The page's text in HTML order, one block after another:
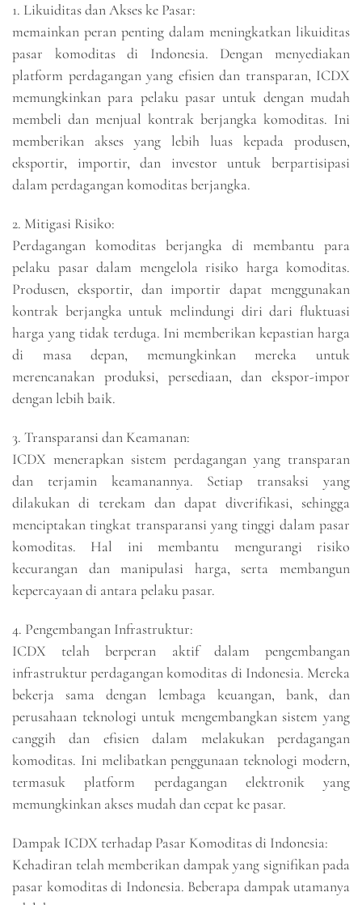
1. Likuiditas dan Akses ke Pasar:
memainkan peran penting dalam meningkatkan likuiditas
pasar komoditas di Indonesia. Dengan menyediakan
platform perdagangan yang efisien dan transparan, ICDX
memungkinkan para pelaku pasar untuk dengan mudah
membeli dan menjual kontrak berjangka komoditas. Ini
memberikan akses yang lebih luas kepada produsen,
eksportir, importir, dan investor untuk berpartisipasi
dalam perdagangan komoditas berjangka.
2. Mitigasi Risiko:
Perdagangan komoditas berjangka di membantu para
pelaku pasar dalam mengelola risiko harga komoditas.
Produsen, eksportir, dan importir dapat menggunakan
kontrak berjangka untuk melindungi diri dari fluktuasi
harga yang tidak terduga. Ini memberikan kepastian harga
di masa depan, memungkinkan mereka untuk
merencanakan produksi, persediaan, dan ekspor-impor
dengan lebih baik.
3. Transparansi dan Keamanan:
ICDX menerapkan sistem perdagangan yang transparan
dan terjamin keamanannya. Setiap transaksi yang
dilakukan di terekam dan dapat diverifikasi, sehingga
menciptakan tingkat transparansi yang tinggi dalam pasar
komoditas. Hal ini membantu mengurangi risiko
kecurangan dan manipulasi harga, serta membangun
kepercayaan di antara pelaku pasar.
4. Pengembangan Infrastruktur:
ICDX telah berperan aktif dalam pengembangan
infrastruktur perdagangan komoditas di Indonesia. Mereka
bekerja sama dengan lembaga keuangan, bank, dan
perusahaan teknologi untuk mengembangkan sistem yang
canggih dan efisien dalam melakukan perdagangan
komoditas. Ini melibatkan penggunaan teknologi modern,
termasuk platform perdagangan elektronik yang
memungkinkan akses mudah dan cepat ke pasar.
Dampak ICDX terhadap Pasar Komoditas di Indonesia:
Kehadiran telah memberikan dampak yang signifikan pada
pasar komoditas di Indonesia. Beberapa dampak utamanya